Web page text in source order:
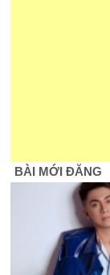
BÀI MỚI ĐĂNG